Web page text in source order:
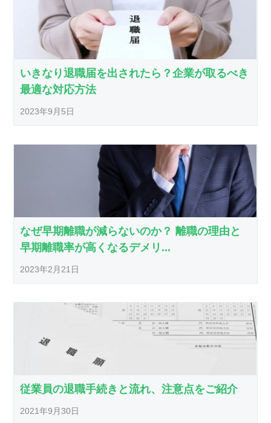
いきなり退職届を出されたら？企業が取るべき
最適な対応方法
2023年9月5日
なぜ早期離職が減らないのか？ 離職の理由と
早期離職率が高くなるデメリ...
2023年2月21日
従業員の退職手続きと流れ、注意点をご紹介
2021年9月30日